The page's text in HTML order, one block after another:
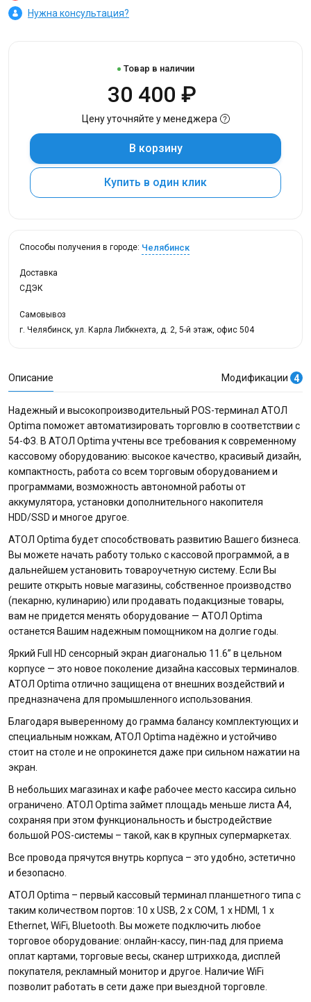
Нужна консультация?
Товар в наличии
30 400 ₽
Цену уточняйте у менеджера
В корзину
Купить в один клик
Способы получения в городе: Челябинск
Доставка
СДЭК
Самовывоз
г. Челябинск, ул. Карла Либкнехта, д. 2, 5-й этаж, офис 504
Описание Модификации 4
Надежный и высокопроизводительный POS-терминал АТОЛ
Optima поможет автоматизировать торговлю в соответствии с
54-ФЗ. В АТОЛ Optima учтены все требования к современному
кассовому оборудованию: высокое качество, красивый дизайн,
компактность, работа со всем торговым оборудованием и
программами, возможность автономной работы от
аккумулятора, установки дополнительного накопителя
HDD/SSD и многое другое.
АТОЛ Optima будет способствовать развитию Вашего бизнеса.
Вы можете начать работу только с кассовой программой, а в
дальнейшем установить товароучетную систему. Если Вы
решите открыть новые магазины, собственное производство
(пекарню, кулинарию) или продавать подакцизные товары,
вам не придется менять оборудование — АТОЛ Optima
останется Вашим надежным помощником на долгие годы.
Яркий Full HD сенсорный экран диагональю 11.6” в цельном
корпусе — это новое поколение дизайна кассовых терминалов.
АТОЛ Optima отлично защищена от внешних воздействий и
предназначена для промышленного использования.
Благодаря выверенному до грамма балансу комплектующих и
специальным ножкам, АТОЛ Optima надёжно и устойчиво
стоит на столе и не опрокинется даже при сильном нажатии на
экран.
В небольших магазинах и кафе рабочее место кассира сильно
ограничено. АТОЛ Optima займет площадь меньше листа А4,
сохраняя при этом функциональность и быстродействие
большой POS-системы – такой, как в крупных супермаркетах.
Все провода прячутся внутрь корпуса – это удобно, эстетично
и безопасно.
АТОЛ Optima – первый кассовый терминал планшетного типа с
таким количеством портов: 10 х USB, 2 x COM, 1 x HDMI, 1 x
Ethernet, WiFi, Bluetooth. Вы можете подключить любое
торговое оборудование: онлайн-кассу, пин-пад для приема
оплат картами, торговые весы, сканер штрихкода, дисплей
покупателя, рекламный монитор и другое. Наличие WiFi
позволит работать в сети даже при выездной торговле.